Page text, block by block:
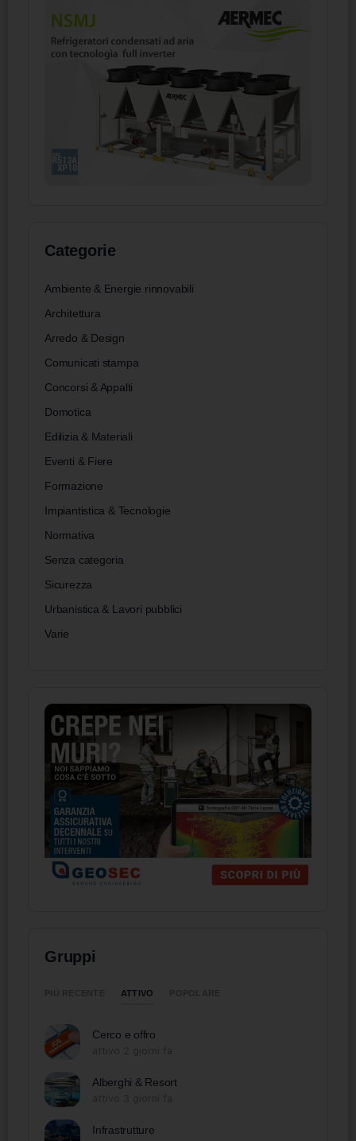
Categorie
Ambiente & Energie rinnovabili
Architettura
Arredo & Design
Comunicati stampa
Concorsi & Appalti
Domotica
Edilizia & Materiali
Eventi & Fiere
Formazione
Impiantistica & Tecnologie
Normativa
Senza categoria
Sicurezza
Urbanistica & Lavori pubblici
Varie
Gruppi
ATTIVO
Cerco e offro
Alberghi & Resort
Infrastrutture